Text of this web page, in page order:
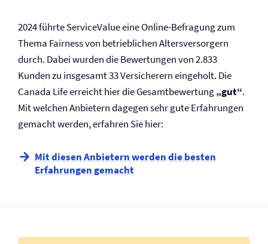
2024 führte ServiceValue eine Online-Befragung zum
Thema Fairness von betrieblichen Altersversorgern
durch. Dabei wurden die Bewertungen von 2.833
Kunden zu insgesamt 33 Versicherern eingeholt. Die
Canada Life erreicht hier die Gesamtbewertung„gut“.
Mit welchen Anbietern dagegen sehr gute Erfahrungen
gemacht werden, erfahren Sie hier:
Mit diesen Anbietern werden die besten
Erfahrungen gemacht